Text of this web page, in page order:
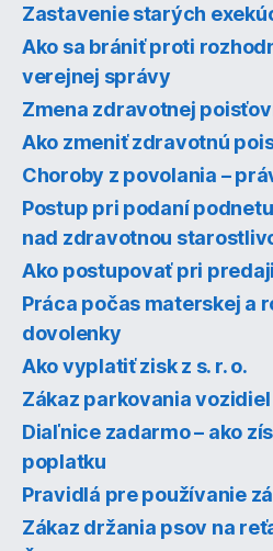
Zastavenie starých
Ako sa brániť proti
verejnej správy
Zmena zdravotnej
Ako zmeniť zdravotnú
Choroby z povolania –
Postup pri podaní
nad zdravotnou
Ako postupovať pri
Práca počas materskej a
dovolenky
Ako vyplatiť zisk z s. r. o.
Zákaz parkovania
Diaľnice zadarmo – ako
poplatku
Pravidlá pre používanie
Zákaz držania psov na